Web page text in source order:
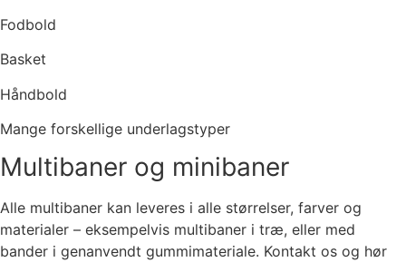
Fodbold
Basket
Håndbold
Mange forskellige underlagstyper
Multibaner og minibaner
Alle multibaner kan leveres i alle størrelser, farver og
materialer – eksempelvis multibaner i træ, eller med
bander i genanvendt gummimateriale. Kontakt os og hør